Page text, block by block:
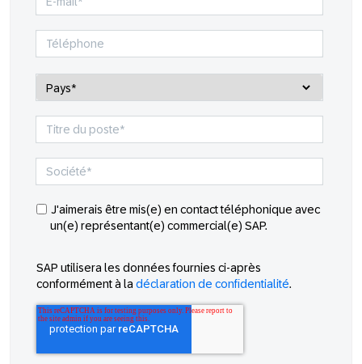
J'aimerais être mis(e) en contact téléphonique avec
un(e) représentant(e) commercial(e) SAP.
SAP utilisera les données fournies ci-après
conformément à la déclaration de confidentialité.